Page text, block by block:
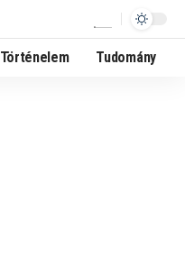
Történelem Tudomány